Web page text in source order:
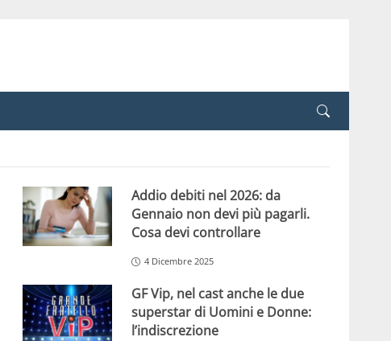
Addio debiti nel 2026: da
Gennaio non devi più pagarli.
Cosa devi controllare
4 Dicembre 2025
GF Vip, nel cast anche le due
superstar di Uomini e Donne:
l’indiscrezione